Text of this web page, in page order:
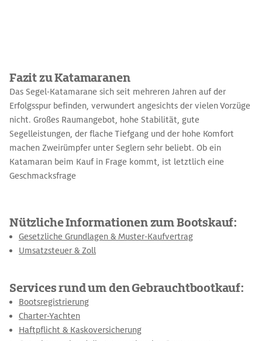
Fazit zu Katamaranen
Das Segel-Katamarane sich seit mehreren Jahren auf der
Erfolgsspur befinden, verwundert angesichts der vielen Vorzüge
nicht. Großes Raumangebot, hohe Stabilität, gute
Segelleistungen, der flache Tiefgang und der hohe Komfort
machen Zweirümpfer unter Seglern sehr beliebt. Ob ein
Katamaran beim Kauf in Frage kommt, ist letztlich eine
Geschmacksfrage
Nützliche Informationen zum Bootskauf:
Gesetzliche Grundlagen & Muster-Kaufvertrag
Umsatzsteuer & Zoll
Services rund um den Gebrauchtbootkauf:
Bootsregistrierung
Charter-Yachten
Haftpflicht & Kaskoversicherung